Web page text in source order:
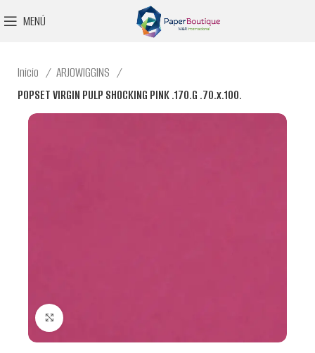
MENÚ
Inicio
ARJOWIGGINS
POPSET VIRGIN PULP SHOCKING PINK .170.G .70.x.100.